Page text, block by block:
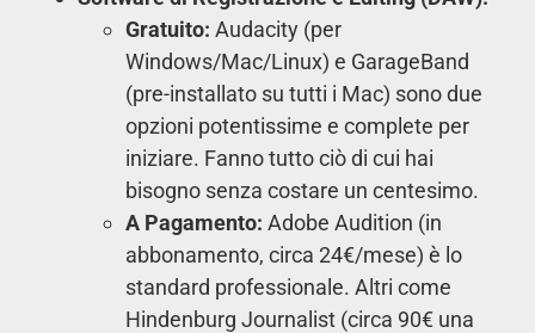
Gratuito: Audacity (per
Windows/Mac/Linux) e GarageBand
(pre-installato su tutti i Mac) sono due
opzioni potentissime e complete per
iniziare. Fanno tutto ciò di cui hai
bisogno senza costare un centesimo.
A Pagamento: Adobe Audition (in
abbonamento, circa 24€/mese) è lo
standard professionale. Altri come
Hindenburg Journalist (circa 90€ una